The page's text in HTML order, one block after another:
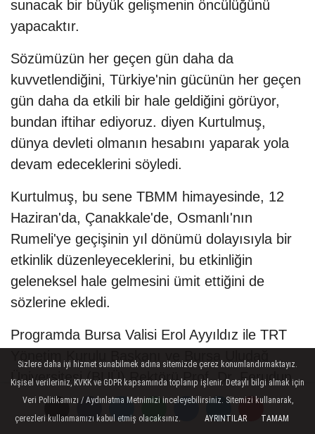
sunacak bir büyük gelişmenin öncülüğünü
yapacaktır.
Sözümüzün her geçen gün daha da
kuvvetlendiğini, Türkiye'nin gücünün her geçen
gün daha da etkili bir hale geldiğini görüyor,
bundan iftihar ediyoruz. diyen Kurtulmuş,
dünya devleti olmanın hesabını yaparak yola
devam edeceklerini söyledi.
Kurtulmuş, bu sene TBMM himayesinde, 12
Haziran'da, Çanakkale'de, Osmanlı'nın
Rumeli'ye geçişinin yıl dönümü dolayısıyla bir
etkinlik düzenleyeceklerini, bu etkinliğin
geleneksel hale gelmesini ümit ettiğini de
sözlerine ekledi.
Programda Bursa Valisi Erol Ayyıldız ile TRT
Üniversitesi (BUÜ) Rektörü Prof. Dr. Ferudun
Yılmaz da katılımcılara hitap etti.
Sizlere daha iyi hizmet sunabilmek adına sitemizde çerez konumlandırmaktayız.
Kişisel verileriniz, KVKK ve GDPR kapsamında toplanıp işlenir. Detaylı bilgi almak için
Veri Politikamızı / Aydınlatma Metnimizi inceleyebilirsiniz. Sitemizi kullanarak,
çerezleri kullanmamızı kabul etmiş olacaksınız.
AYRINTILAR TAMAM